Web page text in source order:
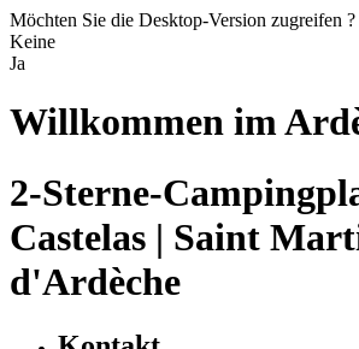
Möchten Sie die Desktop-Version zugreifen ?
Keine
Ja
Willkommen im
2-Sterne-
Castelas | Saint
d'Ardèche